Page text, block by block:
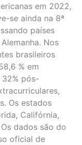
em 2022,
se ainda na 8ª
países
Nos
brasileiros
% em
pós-
Os estados
Califórnia,
dados são do
oficial de